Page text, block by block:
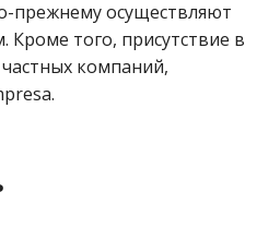
прежнему осуществляют
Кроме того, присутствие в
компаний,